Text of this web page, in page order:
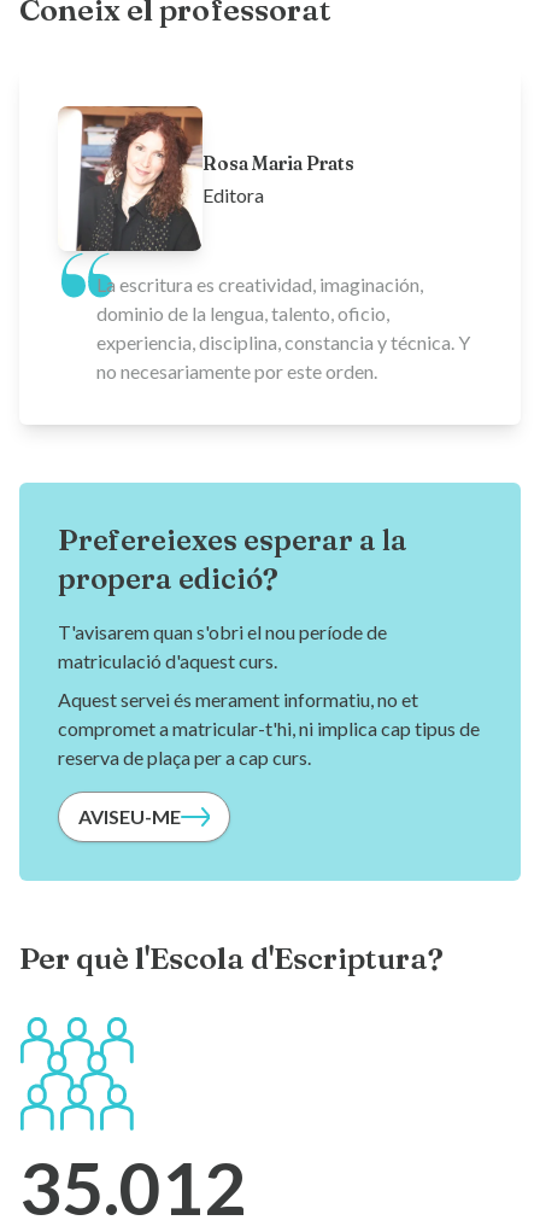
Coneix el professorat
Rosa Maria Prats
Editora
La escritura es creatividad, imaginación,
dominio de la lengua, talento, oficio,
experiencia, disciplina, constancia y técnica. Y
no necesariamente por este orden.
Prefereiexes esperar a la
propera edició?
T'avisarem quan s'obri el nou període de
matriculació d'aquest curs.
Aquest servei és merament informatiu, no et
compromet a matricular-t'hi, ni implica cap tipus de
reserva de plaça per a cap curs.
AVISEU-ME
Per què l'Escola d'Escriptura?
35.012